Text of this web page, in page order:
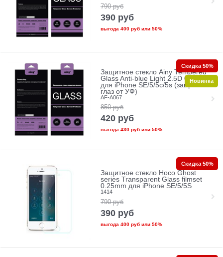
790 руб
390 руб
выгода 400 рубили 50%
Защитное стекло Ainy Tempered
Glass Anti-blue Light 2.5D 0.33mm
для iPhone SE/5/5c/5s (защита
глаз от УФ)
AF-A067
850 руб
420 руб
выгода 430 рубили 50%
Скидка 50%
Новинка
Защитное стекло Hoco Ghost
series Transparent Glass filmset
0.25mm для iPhone SE/5/5S
1414
790 руб
390 руб
выгода 400 рубили 50%
Скидка 50%